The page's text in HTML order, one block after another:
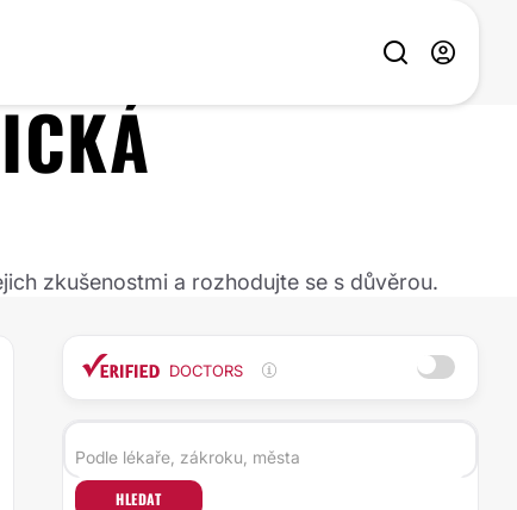
zkušenostmi a rozhodujte se s důvěrou.
DOCTORS
HLEDAT